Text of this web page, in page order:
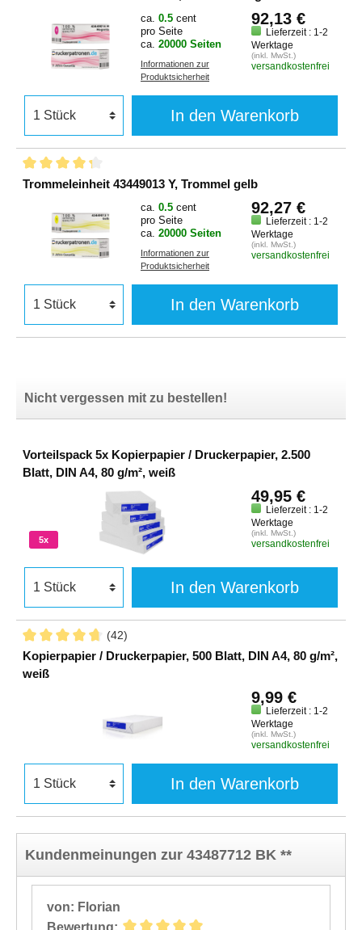
ca. 0.5 cent
pro Seite
ca. 20000 Seiten
Informationen zur
Produktsicherheit
92,13 €
Lieferzeit : 1-2
Werktage
(inkl. MwSt.)
versandkostenfrei
In den Warenkorb
Trommeleinheit 43449013 Y, Trommel gelb
ca. 0.5 cent
pro Seite
ca. 20000 Seiten
Informationen zur
Produktsicherheit
92,27 €
Lieferzeit : 1-2
Werktage
(inkl. MwSt.)
versandkostenfrei
In den Warenkorb
Nicht vergessen mit zu bestellen!
Vorteilspack 5x Kopierpapier / Druckerpapier, 2.500
Blatt, DIN A4, 80 g/m², weiß
5x
49,95 €
Lieferzeit : 1-2
Werktage
(inkl. MwSt.)
versandkostenfrei
In den Warenkorb
(42)
Kopierpapier / Druckerpapier, 500 Blatt, DIN A4, 80 g/m²,
weiß
9,99 €
Lieferzeit : 1-2
Werktage
(inkl. MwSt.)
versandkostenfrei
In den Warenkorb
Kundenmeinungen zur 43487712 BK **
von: Florian
Bewertung: